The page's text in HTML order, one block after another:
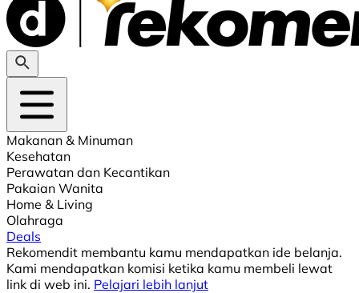
Makanan & Minuman
Kesehatan
Perawatan dan Kecantikan
Pakaian Wanita
Home & Living
Olahraga
Deals
Rekomendit membantu kamu mendapatkan ide belanja.
Kami mendapatkan komisi ketika kamu membeli lewat
link di web ini. Pelajari lebih lanjut